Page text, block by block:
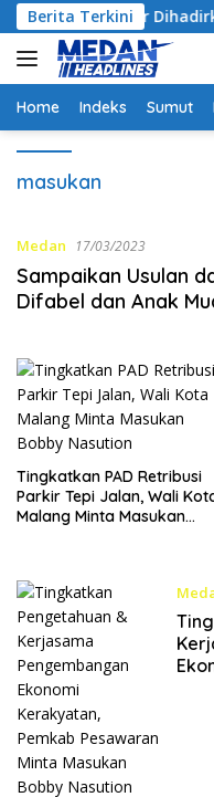
Langsung
ke
konten
Berita Terkini
Agar Dihadirkan
Home Indeks Sumut
masukan
Medan 17/03/2023
Sampaikan Usulan
Difabel dan Anak
Tingkatkan PAD Retribusi
Parkir Tepi Jalan, Wali
Malang Minta Masukan